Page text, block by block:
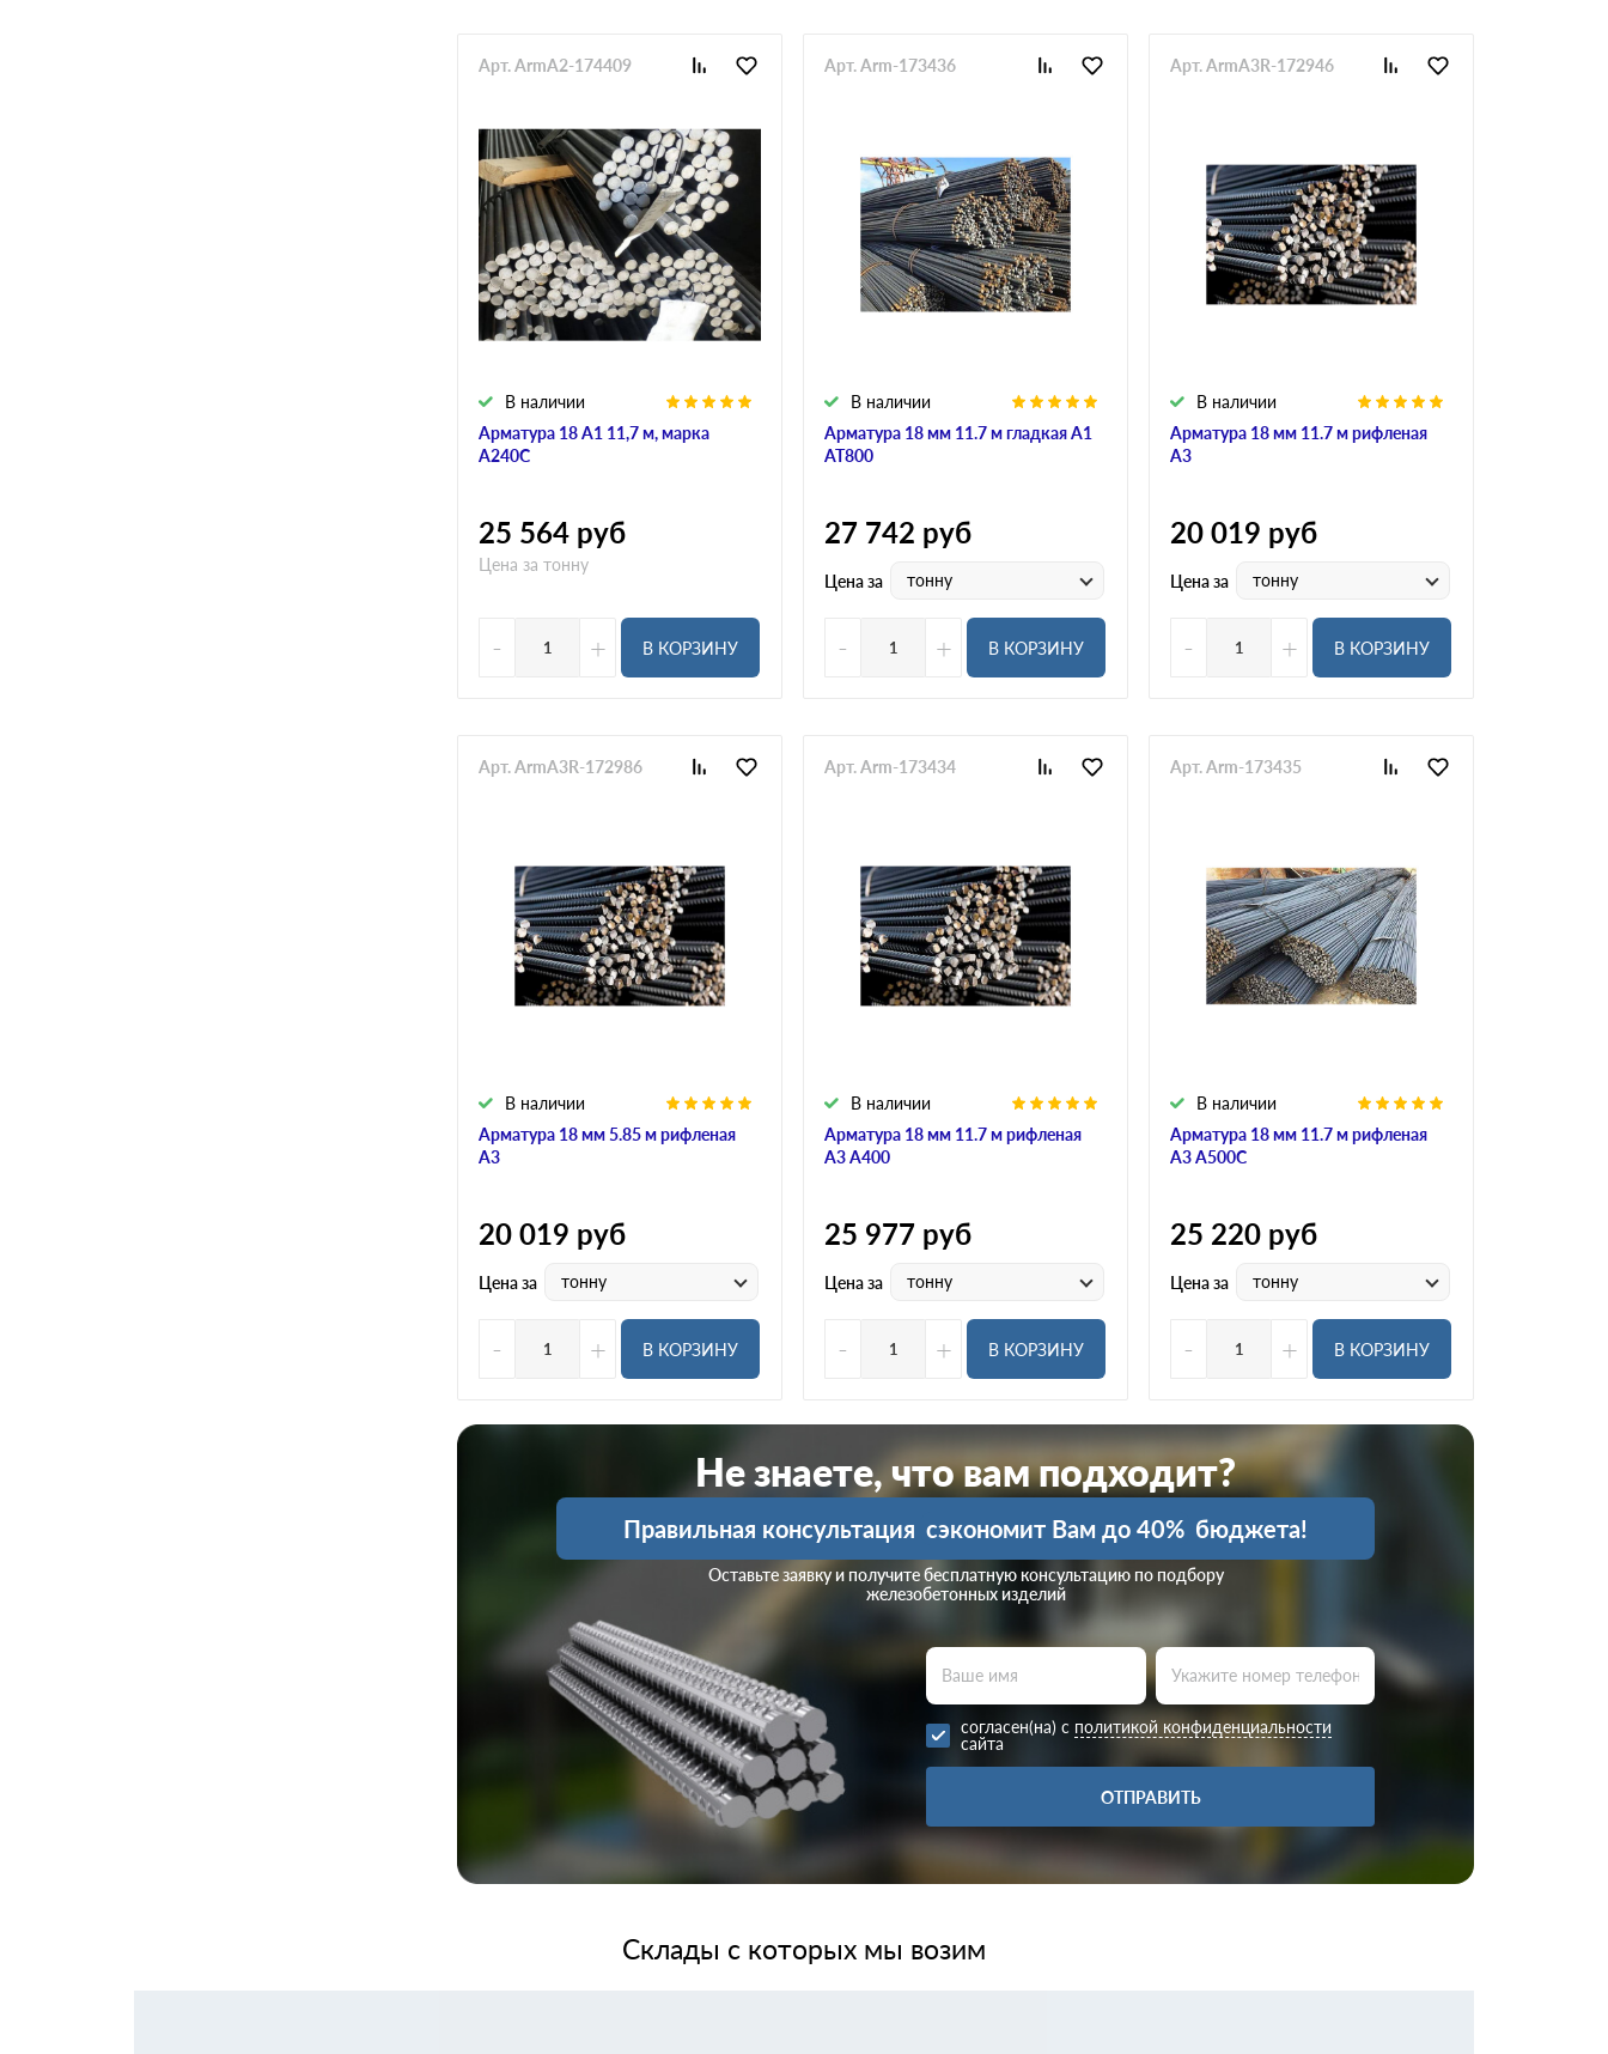
Арматура 18 А1 11,7 м, марка
А240С
В наличии
Арт. ArmA2-174409
25 564 руб
Цена за тонну
- + В КОРЗИНУ
Арматура 18 мм 11.7 м гладкая А1
АТ800
В наличии
Арт. Arm-173436
27 742 руб
Цена за тонну
- + В КОРЗИНУ
Арматура 18 мм 11.7 м рифленая
А3
В наличии
Арт. ArmA3R-172946
20 019 руб
Цена за тонну
- + В КОРЗИНУ
Арматура 18 мм 5.85 м рифленая
А3
В наличии
Арт. ArmA3R-172986
20 019 руб
Цена за тонну
- + В КОРЗИНУ
Арматура 18 мм 11.7 м рифленая
А3 А400
В наличии
Арт. Arm-173434
25 977 руб
Цена за тонну
- + В КОРЗИНУ
Арматура 18 мм 11.7 м рифленая
А3 А500С
В наличии
Арт. Arm-173435
25 220 руб
Цена за тонну
- + В КОРЗИНУ
Не знаете, что вам подходит?
Правильная консультация сэкономит Вам до 40% бюджета!
Оставьте заявку и получите бесплатную консультацию по подбору
железобетонных изделий
согласен(на) с политикой конфиденциальности
сайта
ОТПРАВИТЬ
Склады с которых мы возим